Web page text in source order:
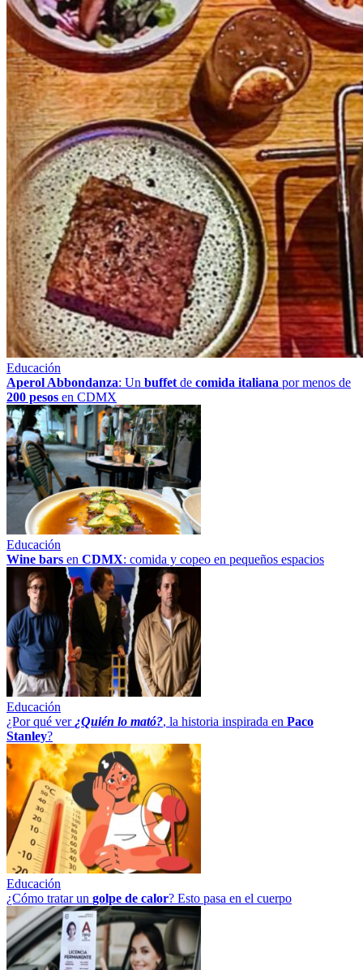
Educación
Aperol Abbondanza: Un buffet de comida italiana por menos de
200 pesos en CDMX
Educación
Wine bars en CDMX: comida y copeo en pequeños espacios
Educación
¿Por qué ver ¿Quién lo mató?, la historia inspirada en Paco
Stanley?
Educación
¿Cómo tratar un golpe de calor? Esto pasa en el cuerpo